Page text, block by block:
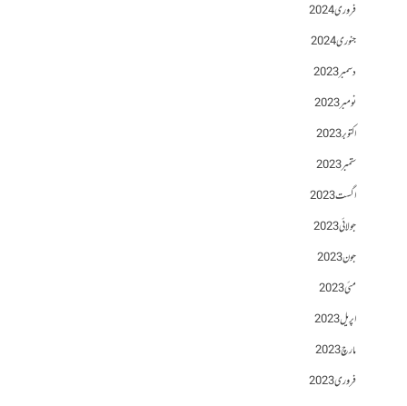
فروری 2024
جنوری 2024
دسمبر 2023
نومبر 2023
اکتوبر 2023
ستمبر 2023
اگست 2023
جولائی 2023
جون 2023
مئی 2023
اپریل 2023
مارچ 2023
فروری 2023